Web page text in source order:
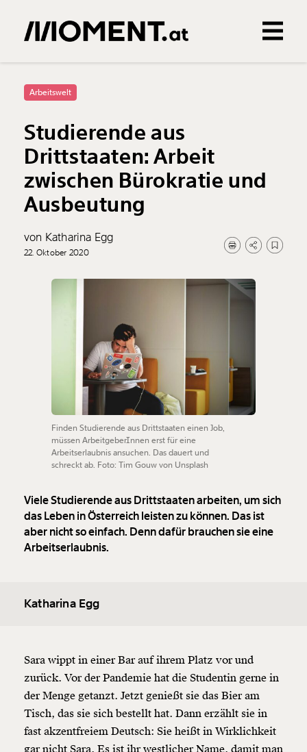
0Treffer
Arbeitswelt
Studierende aus
Drittstaaten: Arbeit
zwischen Bürokratie und
Ausbeutung
von Katharina Egg
22. Oktober 2020
Finden Studierende aus Drittstaaten einen Job,
müssen ArbeitgeberInnen erst für eine
Arbeitserlaubnis ansuchen. Das dauert und
schreckt ab. Foto: Tim Gouw von Unsplash
Viele Studierende aus Drittstaaten arbeiten, um sich
das Leben in Österreich leisten zu können. Das ist
aber nicht so einfach. Denn dafür brauchen sie eine
Arbeitserlaubnis.
Katharina Egg
Sara wippt in einer Bar auf ihrem Platz vor und
zurück. Vor der Pandemie hat die Studentin gerne in
der Menge getanzt. Jetzt genießt sie das Bier am
Tisch, das sie sich bestellt hat. Dann erzählt sie in
fast akzentfreiem Deutsch: Sie heißt in Wirklichkeit